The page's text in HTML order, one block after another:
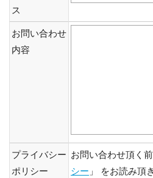
ス
お問い合わせ
内容
プライバシー
ポリシー
お問い合わせ頂く
シー 」 をお読み頂